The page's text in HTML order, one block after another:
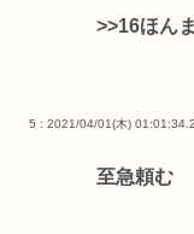
>>16ほん
5 : 2021/04/01(木)
至急頼む